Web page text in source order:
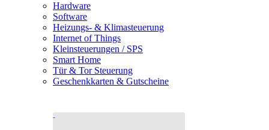
Hardware
Software
Heizungs- & Klimasteuerung
Internet of Things
Kleinsteuerungen / SPS
Smart Home
Tür & Tor Steuerung
Geschenkkarten & Gutscheine